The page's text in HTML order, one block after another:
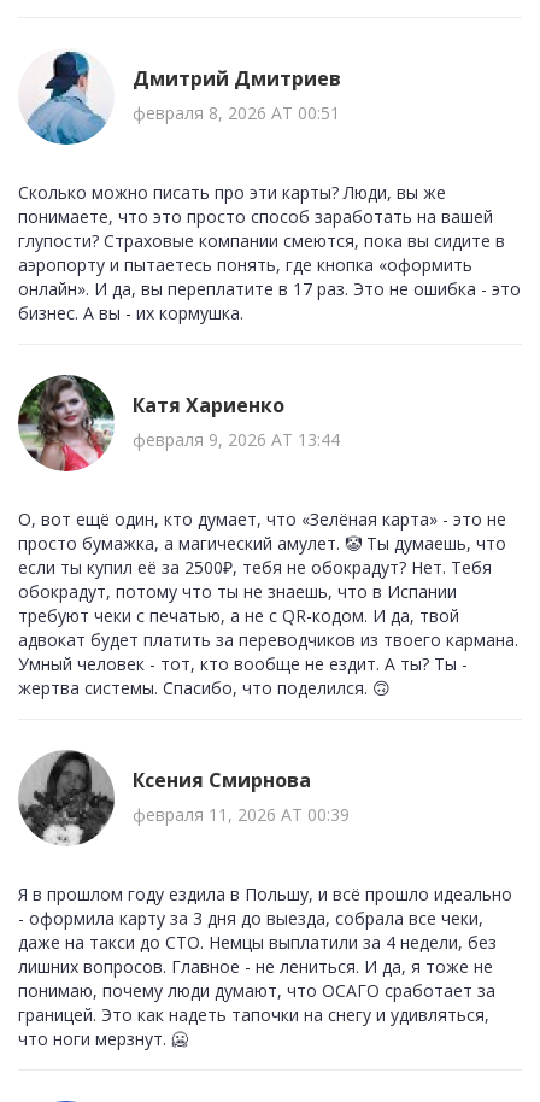
Дмитрий Дмитриев
февраля 8, 2026 AT 00:51
Сколько можно писать про эти карты? Люди, вы же
понимаете, что это просто способ заработать на вашей
глупости? Страховые компании смеются, пока вы сидите в
аэропорту и пытаетесь понять, где кнопка «оформить
онлайн». И да, вы переплатите в 17 раз. Это не ошибка - это
бизнес. А вы - их кормушка.
Катя Хариенко
февраля 9, 2026 AT 13:44
О, вот ещё один, кто думает, что «Зелёная карта» - это не
просто бумажка, а магический амулет. 🤡 Ты думаешь, что
если ты купил её за 2500₽, тебя не обокрадут? Нет. Тебя
обокрадут, потому что ты не знаешь, что в Испании
требуют чеки с печатью, а не с QR-кодом. И да, твой
адвокат будет платить за переводчиков из твоего кармана.
Умный человек - тот, кто вообще не ездит. А ты? Ты -
жертва системы. Спасибо, что поделился. 🙃
Ксения Смирнова
февраля 11, 2026 AT 00:39
Я в прошлом году ездила в Польшу, и всё прошло идеально
- оформила карту за 3 дня до выезда, собрала все чеки,
даже на такси до СТО. Немцы выплатили за 4 недели, без
лишних вопросов. Главное - не лениться. И да, я тоже не
понимаю, почему люди думают, что ОСАГО сработает за
границей. Это как надеть тапочки на снегу и удивляться,
что ноги мерзнут. 🥶